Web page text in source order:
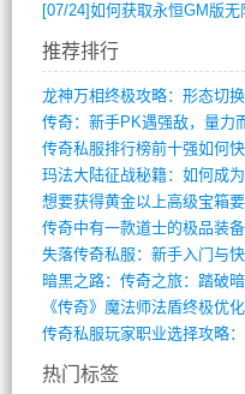
[07/24]如何获取永恒GM版无限魔石
推荐排行
传奇：新手PK遇强敌，量力
想要获得黄金以上高级宝箱
传奇中有一款道士的极品装
热门标签